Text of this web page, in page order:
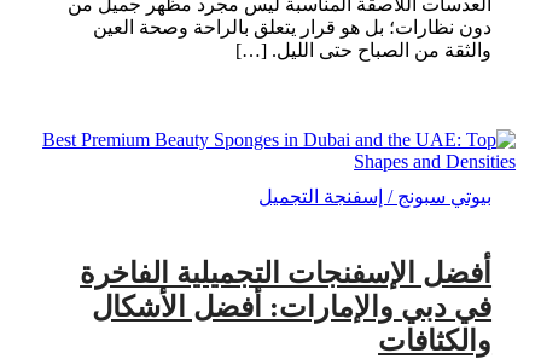
العدسات اللاصقة المناسبة ليس مجرد مظهر جميل من
دون نظارات؛ بل هو قرار يتعلق بالراحة وصحة العين
والثقة من الصباح حتى الليل. […]
بيوتي سبونج / إسفنجة التجميل
أفضل الإسفنجات التجميلية الفاخرة
في دبي والإمارات: أفضل الأشكال
والكثافات